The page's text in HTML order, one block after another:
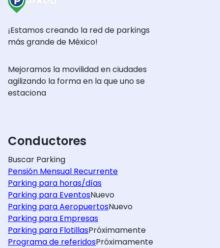
¡Estamos creando la red de parkings
más grande de México!
Mejoramos la movilidad en ciudades
agilizando la forma en la que uno se
estaciona
Conductores
Buscar Parking
Pensión Mensual Recurrente
Parking para horas/días
Parking para EventosNuevo
Parking para AeropuertosNuevo
Parking para Empresas
Parking para FlotillasPróximamente
Programa de referidosPróximamente